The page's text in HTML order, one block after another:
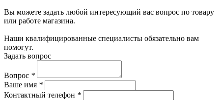
Вы можете задать любой интересующий вас вопрос по товару
или работе магазина.
Наши квалифицированные специалисты обязательно вам
помогут.
Задать вопрос
Вопрос *
Ваше имя *
Контактный телефон *